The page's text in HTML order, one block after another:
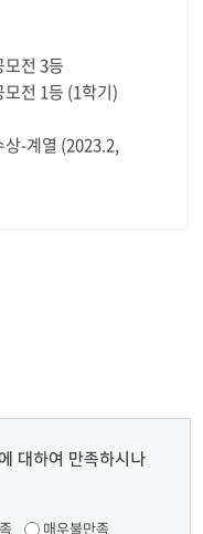
전 3등
전 1등 (1학기)
상-계열 (2023.2,
대하여 만족하시나
매우불만족